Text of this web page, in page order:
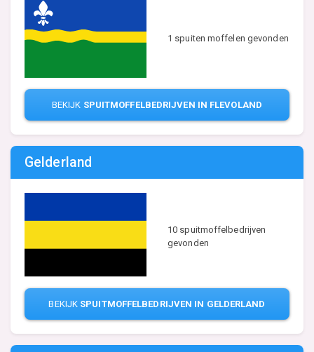
1 spuiten moffelen gevonden
BEKIJK SPUITMOFFELBEDRIJVEN IN FLEVOLAND
Gelderland
10 spuitmoffelbedrijven
gevonden
BEKIJK SPUITMOFFELBEDRIJVEN IN GELDERLAND